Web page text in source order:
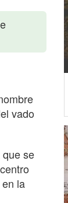
vado
se
la